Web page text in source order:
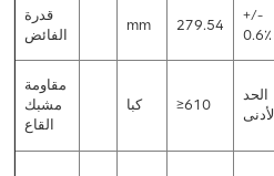
قدرة
الفائض
mm 279.54
+/-
0.6٪
مقاومة
مشبك
القاع
كبا ≥610
الحد
الأدنى